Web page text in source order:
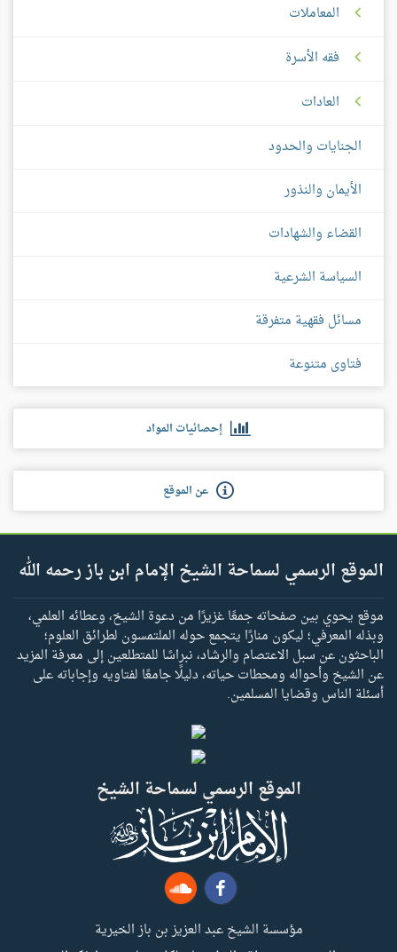
المعاملات
فقه الأسرة
العادات
الجنايات والحدود
الأيمان والنذور
القضاء والشهادات
السياسة الشرعية
مسائل فقهية متفرقة
فتاوى متنوعة
إحصائيات المواد
عن الموقع
الموقع الرسمي لسماحة الشيخ الإمام ابن باز رحمه الله
موقع يحوي بين صفحاته جمعًا غزيرًا من دعوة الشيخ، وعطائه العلمي،
وبذله المعرفي؛ ليكون منارًا يتجمع حوله الملتمسون لطرائق العلوم؛
الباحثون عن سبل الاعتصام والرشاد، نبراسًا للمتطلعين إلى معرفة المزيد
عن الشيخ وأحواله ومحطات حياته، دليلًا جامعًا لفتاويه وإجاباته على
أسئلة الناس وقضايا المسلمين.
الموقع الرسمي لسماحة الشيخ
مؤسسة الشيخ عبد العزيز بن باز الخيرية